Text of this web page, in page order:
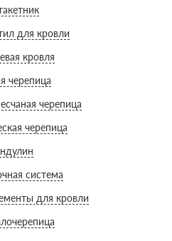
для кровли
кровля
черепица
черепица
черепица
система
для кровли